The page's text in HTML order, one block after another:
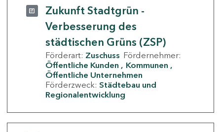
Zukunft Stadtgrün -
Verbesserung des
städtischen Grüns (ZSP)
Förderart: Zuschuss Fördernehmer:
Öffentliche Kunden
Kommunen
Öffentliche Unternehmen
Förderzweck: Städtebau und
Regionalentwicklung